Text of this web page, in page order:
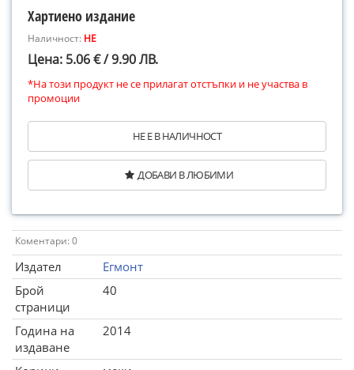
Хартиено издание
Наличност: НЕ
Цена: 5.06 € / 9.90 ЛВ.
*На този продукт не се прилагат отстъпки и не участва в
промоции
НЕ Е В НАЛИЧНОСТ
ДОБАВИ В ЛЮБИМИ
Коментари: 0
Издател
Егмонт
Брой
страници
40
Година на
издаване
2014